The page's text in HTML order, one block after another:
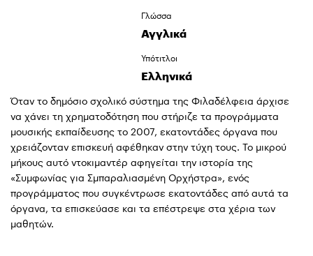
Γλώσσα
Αγγλικά
Υπότιτλοι
Ελληνικά
Όταν το δημόσιο σχολικό σύστημα της Φιλαδέλφεια άρχισε
να χάνει τη χρηματοδότηση που στήριζε τα προγράμματα
μουσικής εκπαίδευσης το 2007, εκατοντάδες όργανα που
χρειάζονταν επισκευή αφέθηκαν στην τύχη τους. Το μικρού
μήκους αυτό ντοκιμαντέρ αφηγείται την ιστορία της
«Συμφωνίας για Σμπαραλιασμένη Ορχήστρα», ενός
προγράμματος που συγκέντρωσε εκατοντάδες από αυτά τα
όργανα, τα επισκεύασε και τα επέστρεψε στα χέρια των
μαθητών.